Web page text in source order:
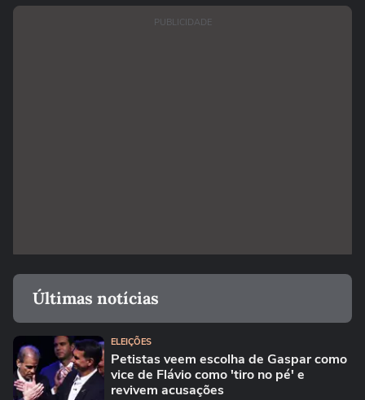
PUBLICIDADE
Últimas notícias
ELEIÇÕES
Petistas veem escolha de Gaspar como
vice de Flávio como 'tiro no pé' e
revivem acusações